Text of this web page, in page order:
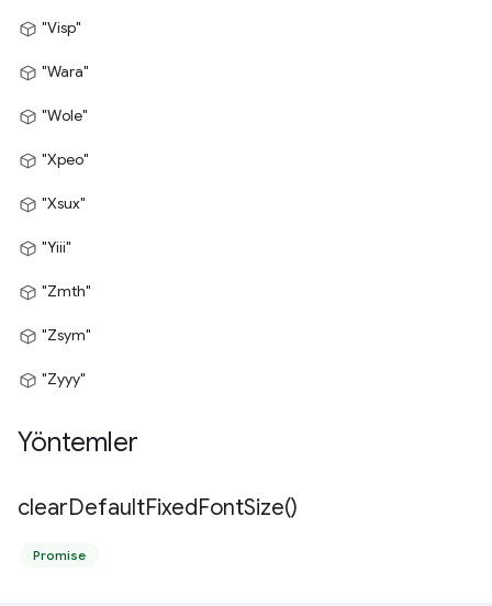
"Visp"
"Wara"
"Wole"
"Xpeo"
"Xsux"
"Yiii"
"Zmth"
"Zsym"
"Zyyy"
Yöntemler
clearDefaultFixedFontSize()
Promise